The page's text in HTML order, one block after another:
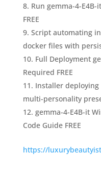
Run gemma-4-
FREE
Script automating
docker files with
Full Deployment
Required FREE
Installer
multi-personality
gemma-4-E4B-it
Code Guide FREE
https://